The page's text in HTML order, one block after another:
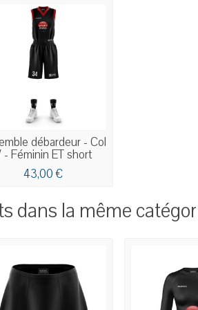
débardeur - Col
- Féminin ET short
43,00 €
dans la même